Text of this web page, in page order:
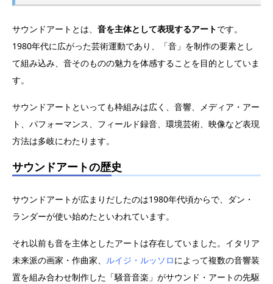
サウンドアートとは、 音を主体として表現するアートです。
1980年代に広がった芸術運動であり、「音」を制作の要素とし
て組み込み、音そのものの魅力を体感することを目的としていま
す。
サウンドアートといっても枠組みは広く、音響、メディア・アー
ト、パフォーマンス、フィールド録音、環境芸術、映像など表現
方法は多岐にわたります。
サウンドアートの歴史
サウンドアートが広まりだしたのは1980年代頃からで、ダン・
ランダーが使い始めたといわれています。
それ以前も音を主体としたアートは存在していました。イタリア
未来派の画家・作曲家、 ルイジ・ルッソロによって複数の音響装
置を組み合わせ制作した「騒音音楽」がサウンド・アートの先駆